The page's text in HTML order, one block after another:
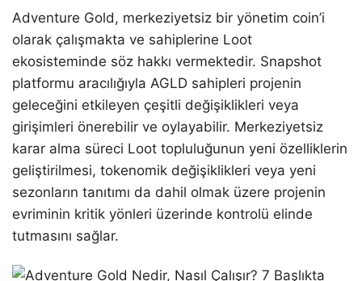
Adventure Gold, merkeziyetsiz bir yönetim coin’i
olarak çalışmakta ve sahiplerine Loot
ekosisteminde söz hakkı vermektedir. Snapshot
platformu aracılığıyla AGLD sahipleri projenin
geleceğini etkileyen çeşitli değişiklikleri veya
girişimleri önerebilir ve oylayabilir. Merkeziyetsiz
karar alma süreci Loot topluluğunun yeni özelliklerin
geliştirilmesi, tokenomik değişiklikleri veya yeni
sezonların tanıtımı da dahil olmak üzere projenin
evriminin kritik yönleri üzerinde kontrolü elinde
tutmasını sağlar.